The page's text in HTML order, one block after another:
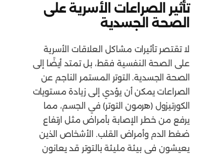
تأثير الصراعات الأسرية على
الصحة الجسدية
لا تقتصر تأثيرات مشاكل العلاقات الأسرية
على الصحة النفسية فقط، بل تمتد أيضًا إلى
الصحة الجسدية. التوتر المستمر الناجم عن
الصراعات يمكن أن يؤدي إلى زيادة مستويات
الكورتيزول (هرمون التوتر) في الجسم، مما
يرفع من خطر الإصابة بأمراض مثل ارتفاع
ضغط الدم وأمراض القلب. الأشخاص الذين
يعيشون في بيئة مليئة بالتوتر قد يعانون